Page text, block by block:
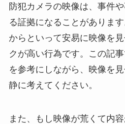
防犯カメラの映像は、事件
る証拠になることがありま
からといって安易に映像を
クが高い行為です。この記
を参考にしながら、映像を
静に考えてください。
また、もし映像が荒くて内